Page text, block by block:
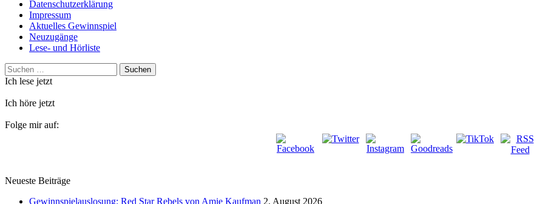
Datenschutzerklärung
Impressum
Aktuelles Gewinnspiel
Neuzugänge
Lese- und Hörliste
Suchen
nach:
Ich lese jetzt
Ich höre jetzt
Folge mir auf:
Neueste Beiträge
Gewinnspielauslosung: Red Star Rebels von Amie Kaufman 2. August 2026